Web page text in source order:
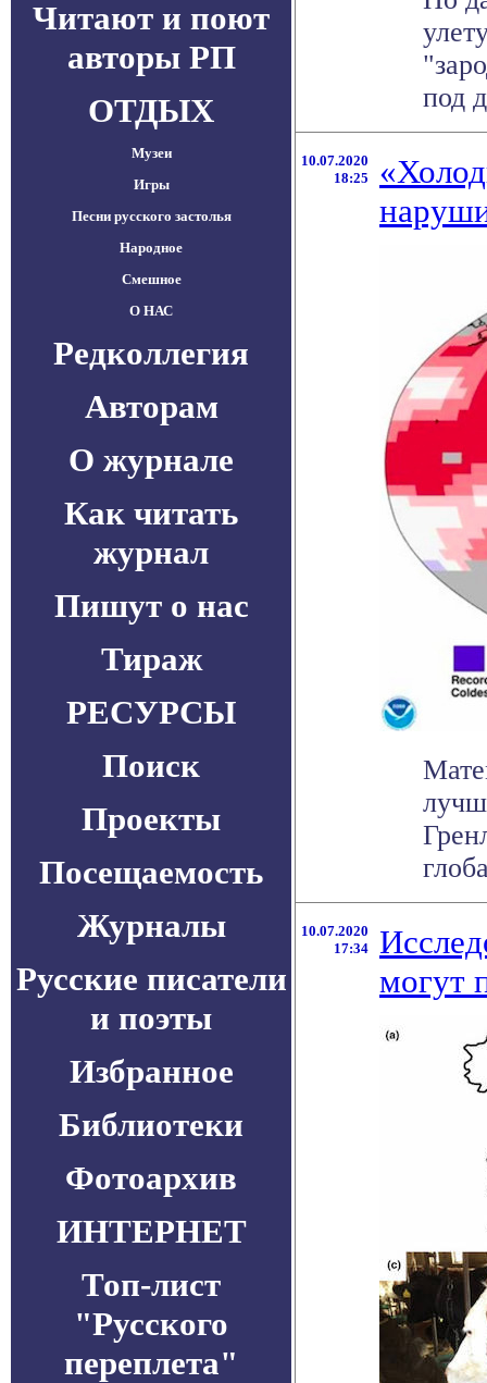
Читают и поют
авторы РП
ОТДЫХ
Музеи
Игры
Песни русского застолья
Народное
Смешное
О НАС
Редколлегия
Авторам
О журнале
Как читать
журнал
Пишут о нас
Тираж
РЕСУРСЫ
Поиск
Проекты
Посещаемость
Журналы
Русские писатели
и поэты
Избранное
Библиотеки
Фотоархив
ИНТЕРНЕТ
Топ-лист
"Русского
переплета"
под
10.07.2020
18:25
10.07.2020
17:34
могут